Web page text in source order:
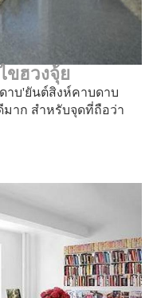
ขฮวงจุ้ย
าบ'ยันต์สิงห์คาบดาบ
มาก สำหรับจุดที่ถือว่า